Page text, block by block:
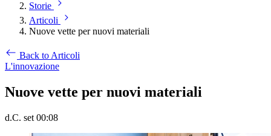
Storie
Articoli
Nuove vette per nuovi materiali
Back to Articoli
L'innovazione
Nuove vette per nuovi materiali
d.C. set 00:08